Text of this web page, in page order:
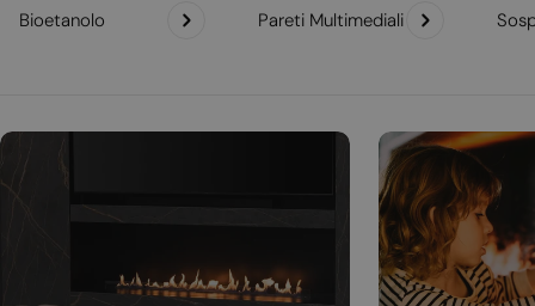
Bioetanolo Pareti Multimediali